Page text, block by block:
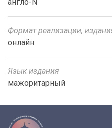
Формат реализации,
онлайн
Язык издания
мажоритарный